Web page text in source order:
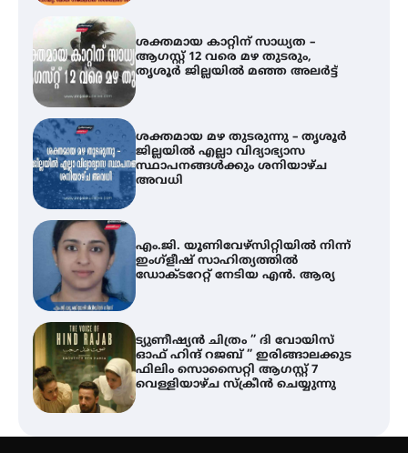
ശക്തമായ കാറ്റിന് സാധ്യത –
ആഗസ്റ്റ് 12 വരെ മഴ തുടരും,
തൃശൂർ ജില്ലയിൽ മഞ്ഞ അലർട്ട്
ശക്തമായ മഴ തുടരുന്നു – തൃശൂർ
ജില്ലയിൽ എല്ലാ വിദ്യാഭ്യാസ
സ്ഥാപനങ്ങൾക്കും ശനിയാഴ്ച
അവധി
എം.ജി. യൂണിവേഴ്‌സിറ്റിയിൽ നിന്ന്
ഇംഗ്ളീഷ് സാഹിത്യത്തിൽ
ഡോക്ടറേറ്റ് നേടിയ എൻ. ആര്യ
ട്യുണീഷ്യൻ ചിത്രം ” ദി വോയിസ്
ഓഫ് ഹിന്ദ് റജബ് ” ഇരിങ്ങാലക്കുട
ഫിലിം സൊസൈറ്റി ആഗസ്റ്റ് 7
വെള്ളിയാഴ്ച സ്‌ക്രീൻ ചെയ്യുന്നു